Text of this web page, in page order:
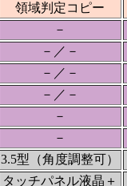
領域判定コピー
－
－／－
－／－
－／－
－
－
3.5型（角度調整可）
タッチパネル液晶＋